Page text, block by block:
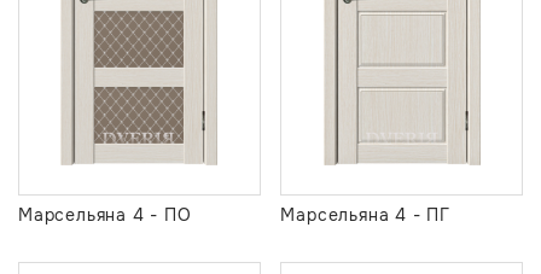
Марсельяна 4 - ПО Марсельяна 4 - ПГ